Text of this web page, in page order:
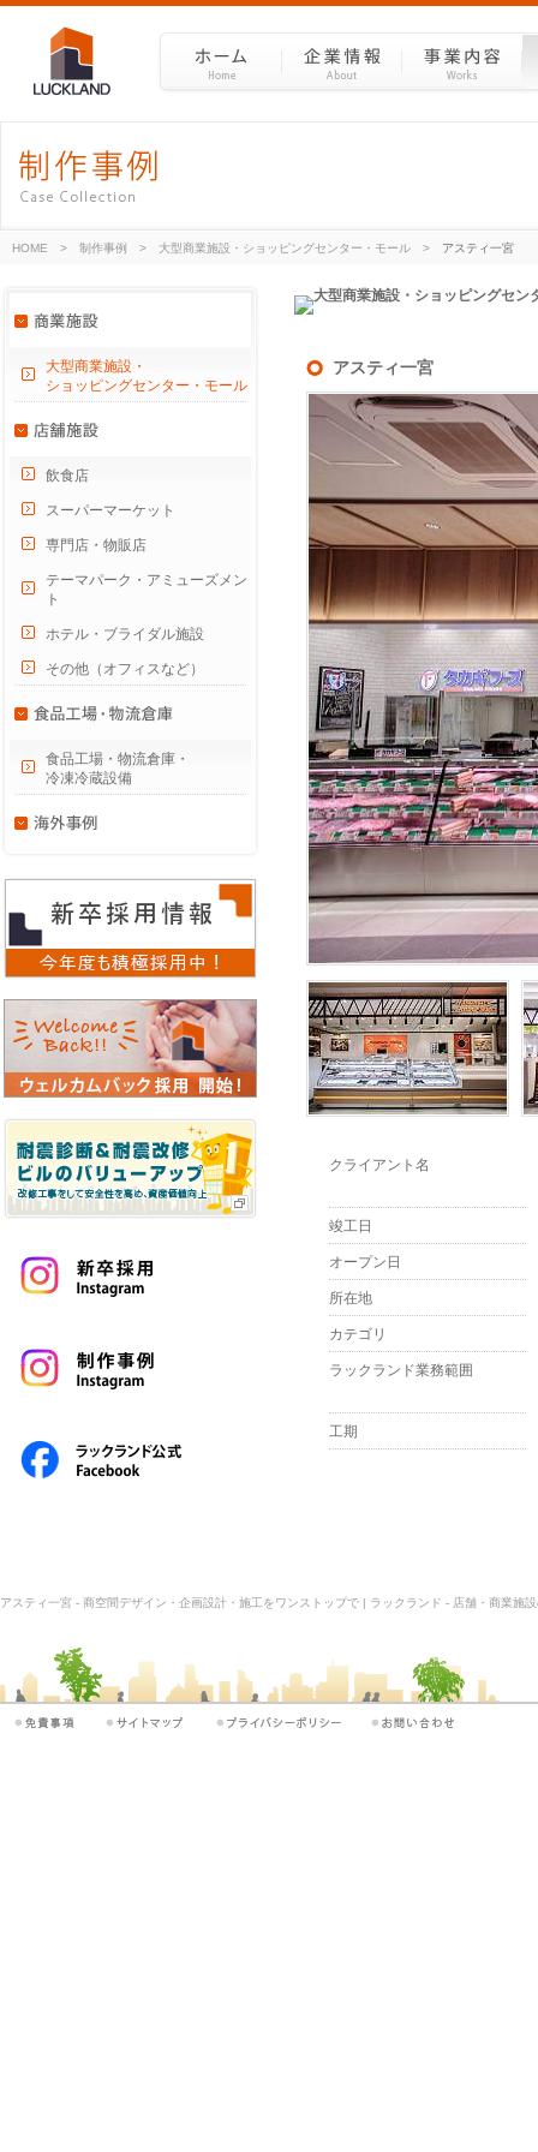
HOME > 制作事例 > 大型商業施設・ショッピングセンター・モール > アスティ一宮
アスティ一宮
クライアント名
竣工日
オープン日
所在地
カテゴリ
ラックランド業務範囲
工期
大型商業施設・
ショッピングセンター・モール
飲食店
スーパーマーケット
専門店・物販店
テーマパーク・アミューズメン
ト
ホテル・ブライダル施設
その他（オフィスなど）
食品工場・物流倉庫・
冷凍冷蔵設備
アスティ一宮 - 商空間デザイン・企画設計・施工をワンストップで | ラックランド - 店舗・商業施